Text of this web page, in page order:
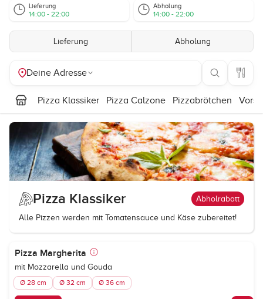
Lieferung
14:00 - 22:00
Abholung
14:00 - 22:00
Lieferung Abholung
Deine Adresse
Pizza Klassiker Pizza Calzone Pizzabrötchen
Pizza Klassiker Abholrabatt
Alle Pizzen werden mit Tomatensauce und Käse zubereitet!
Pizza Margherita
mit Mozzarella und Gouda
Ø 28 cm Ø 32 cm Ø 36 cm